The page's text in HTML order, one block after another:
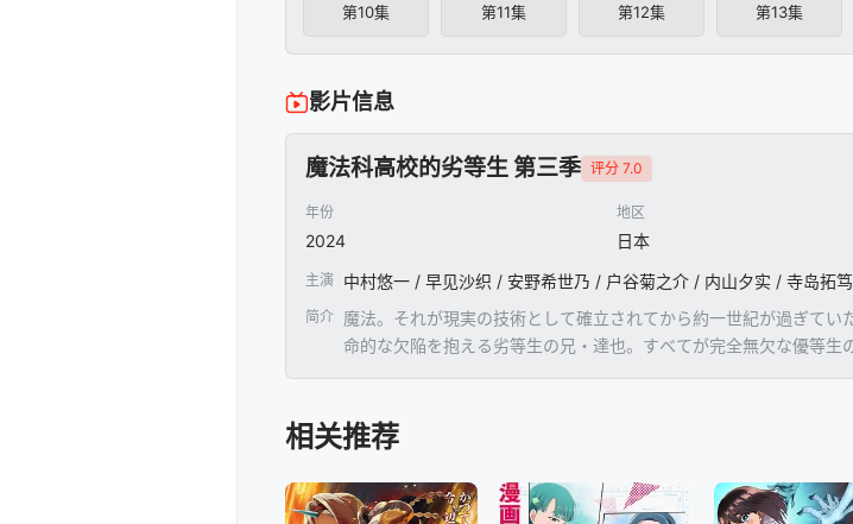
第10集 第11集 第12集 第13集
影片信息
魔法科高校的劣等生 第三季 评分 7.0
年份
2024
地区
日本
主演
简介 魔法。それが現実の技術として確立されてから約一世紀が過ぎて
命的な欠陥を抱える劣等生の兄・達也。すべてが完全無欠な優等
り、二年生になった二人の生活も少しずつ変化する。四葉家から使
《魔工科》に転科する。深雪と共に平穏な学園生活を送るはずだ
ン編イントロダクション達也と深雪が第一高校に入学して二回目
年に負けず劣らずのくせ者ぞろいだった。七草真由美の妹で双子
相关推荐